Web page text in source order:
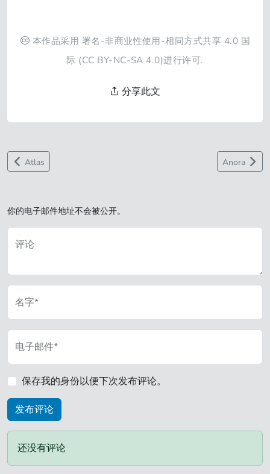
本作品采用 署名-非商业性使用-相同方式共享 4.0 国
际 (CC BY-NC-SA 4.0)进行许可.
分享此文
Atlas Anora
你的电子邮件地址不会被公开。
评论
名字*
电子邮件*
保存我的身份以便下次发布评论。
还没有评论